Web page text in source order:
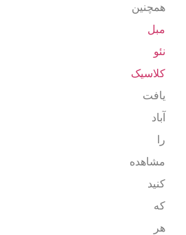
همچنین
مبل
نئو
کلاسیک
یافت
آباد
را
مشاهده
کنید
که
هر